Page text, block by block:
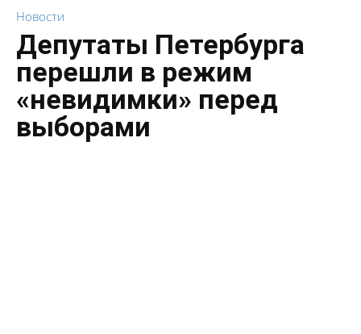
Новости
Депутаты Петербурга
перешли в режим
«невидимки» перед
выборами